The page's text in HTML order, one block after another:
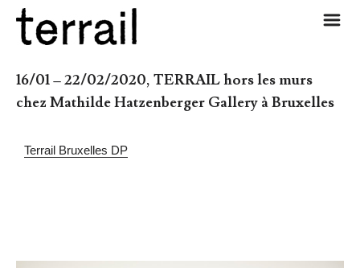
m
16/01 – 22/02/2020, TERRAIL hors les murs
chez Mathilde Hatzenberger Gallery à Bruxelles
Terrail Bruxelles DP